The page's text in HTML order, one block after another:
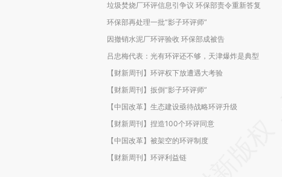
垃圾焚烧厂环评信息引争议 环保部责令重新答复
环保部再处理一批“影子环评师”
因撤销水泥厂环评验收 环保部成被告
吕忠梅代表：光有环评还不够，天津爆炸是典型
【财新周刊】环评权下放遭遇大考验
【财新周刊】扳倒“影子环评师”
【中国改革】生态建设亟待战略环评升级
【财新周刊】捏造100个环评同意
【中国改革】被架空的环评制度
【财新周刊】环评利益链